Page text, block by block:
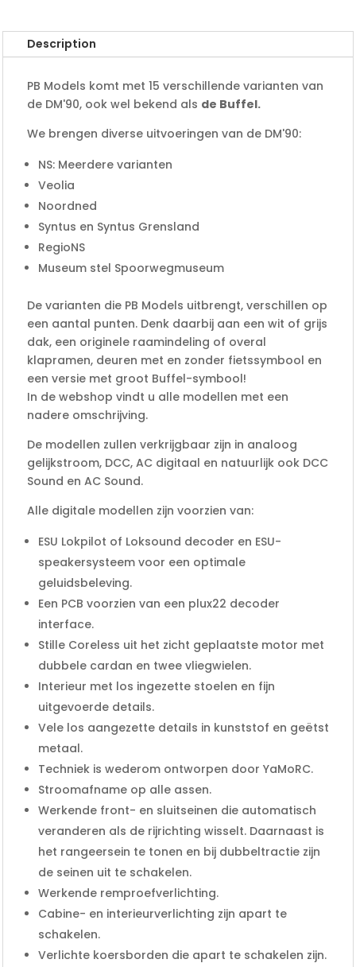
Description
PB Models komt met 15 verschillende varianten van
de DM'90, ook wel bekend als de Buffel.
We brengen diverse uitvoeringen van de DM'90:
NS: Meerdere varianten
Veolia
Noordned
Syntus en Syntus Grensland
RegioNS
Museum stel Spoorwegmuseum
De varianten die PB Models uitbrengt, verschillen op
een aantal punten. Denk daarbij aan een wit of grijs
dak, een originele raamindeling of overal
klapramen, deuren met en zonder fietssymbool en
een versie met groot Buffel-symbool!
In de webshop vindt u alle modellen met een
nadere omschrijving.
De modellen zullen verkrijgbaar zijn in analoog
gelijkstroom, DCC, AC digitaal en natuurlijk ook DCC
Sound en AC Sound.
Alle digitale modellen zijn voorzien van:
ESU Lokpilot of Loksound decoder en ESU-
speakersysteem voor een optimale
geluidsbeleving.
Een PCB voorzien van een plux22 decoder
interface.
Stille Coreless uit het zicht geplaatste motor met
dubbele cardan en twee vliegwielen.
Interieur met los ingezette stoelen en fijn
uitgevoerde details.
Vele los aangezette details in kunststof en geëtst
metaal.
Techniek is wederom ontworpen door YaMoRC.
Stroomafname op alle assen.
Werkende front- en sluitseinen die automatisch
veranderen als de rijrichting wisselt. Daarnaast is
het rangeersein te tonen en bij dubbeltractie zijn
de seinen uit te schakelen.
Werkende remproefverlichting.
Cabine- en interieurverlichting zijn apart te
schakelen.
Verlichte koersborden die apart te schakelen zijn.